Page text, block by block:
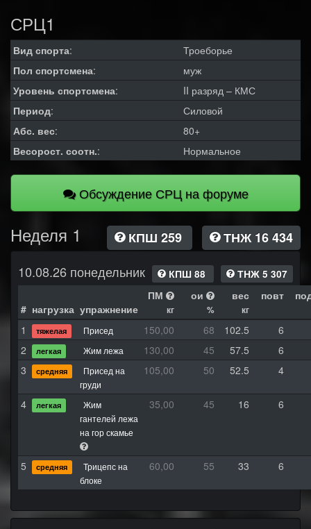
СРЦ1
Вид спорта:
Троеборье
Пол спортсмена:
муж
Уровень спортсмена:
II разряд – КМС
Период:
Силовой
Абс. вес:
80+
Весорост. соотн.: Нормальное
Обсуждение СРЦ на форуме
Неделя 1 КПШ 259
ТНЖ 16 434
10.08.26 понедельник
КПШ 88 ТНЖ 5 307
# нагрузка упражнение
ПМ
кг
ои
%
вес
кг
повт
1 тяжелая Присед 150,00 68 102.5
6
2
легкая Жим лежа 130,00 45 57.5
6
3
средняя
Присед на
груди
105,00 50 52.5 4
4 легкая
Жим
гантелей лежа
на гор скамье
35,00 45 16 6
5 средняя
Трицепс на
блоке
60,00 55 33 6